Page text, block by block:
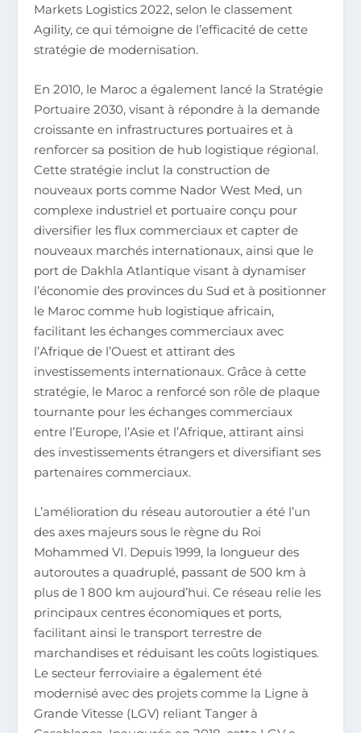
Markets Logistics 2022, selon le classement
Agility, ce qui témoigne de l’efficacité de cette
stratégie de modernisation.
En 2010, le Maroc a également lancé la Stratégie
Portuaire 2030, visant à répondre à la demande
croissante en infrastructures portuaires et à
renforcer sa position de hub logistique régional.
Cette stratégie inclut la construction de
nouveaux ports comme Nador West Med, un
complexe industriel et portuaire conçu pour
diversifier les flux commerciaux et capter de
nouveaux marchés internationaux, ainsi que le
port de Dakhla Atlantique visant à dynamiser
l’économie des provinces du Sud et à positionner
le Maroc comme hub logistique africain,
facilitant les échanges commerciaux avec
l’Afrique de l’Ouest et attirant des
investissements internationaux. Grâce à cette
stratégie, le Maroc a renforcé son rôle de plaque
tournante pour les échanges commerciaux
entre l’Europe, l’Asie et l’Afrique, attirant ainsi
des investissements étrangers et diversifiant ses
partenaires commerciaux.
L’amélioration du réseau autoroutier a été l’un
des axes majeurs sous le règne du Roi
Mohammed VI. Depuis 1999, la longueur des
autoroutes a quadruplé, passant de 500 km à
plus de 1 800 km aujourd’hui. Ce réseau relie les
principaux centres économiques et ports,
facilitant ainsi le transport terrestre de
marchandises et réduisant les coûts logistiques.
Le secteur ferroviaire a également été
modernisé avec des projets comme la Ligne à
Grande Vitesse (LGV) reliant Tanger à